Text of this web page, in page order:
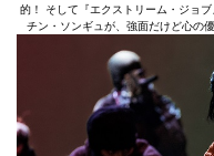
的！ そして『エクストリーム・ジョ
チン・ソンギュが、強面だけど心の